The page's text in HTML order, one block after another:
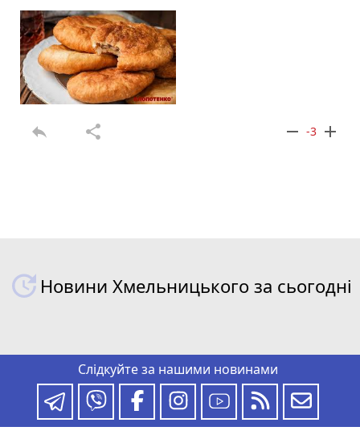
reply share remove -3 add
Новини Хмельницького за сьогодні
Слідкуйте за нашими новинами